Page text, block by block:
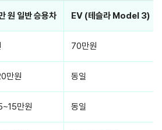
원 일반 승용차 EV (테슬라 Model 3)
70만원
만원 동일
만원 동일